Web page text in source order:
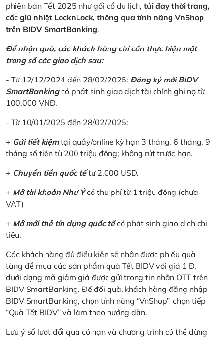
phiên bản Tết 2025 như gối cổ du lịch, túi đay thời trang,
cốc giữ nhiệt LocknLock, thông qua tính năng VnShop
trên BIDV SmartBanking.
Để nhận quà, các khách hàng chỉ cần thực hiện một
trong số các giao dịch sau:
- Từ 12/12/2024 đến 28/02/2025: Đăng ký mới BIDV
SmartBankingcó phát sinh giao dịch tài chính ghi nợ từ
100,000 VNĐ.
- Từ 10/01/2025 đến 28/02/2025:
+ Gửi tiết kiệmtại quầy/online kỳ hạn 3 tháng, 6 tháng, 9
tháng số tiền từ 200 triệu đồng; không rút trước hạn.
+ Chuyển tiền quốc tếtừ 2,000 USD.
+ Mở tài khoản Như Ýcó thu phí từ 1 triệu đồng (chưa
VAT)
+ Mở mới thẻ tín dụng quốc tếcó phát sinh giao dịch chi
tiêu.
Các khách hàng đủ điều kiện sẽ nhận được phiếu quà
tặng để mua các sản phẩm quà Tết BIDV với giá 1 Đ,
dưới dạng mã giảm giá được gửi trong tin nhắn OTT trên
BIDV SmartBanking. Để đối quà, khách hàng đăng nhập
BIDV SmartBanking, chọn tính năng “VnShop”, chọn tiếp
“Quà Tết BIDV” và làm theo hướng dẫn.
Lưu ý số lượt đổi quà có hạn và chương trình có thể dừng